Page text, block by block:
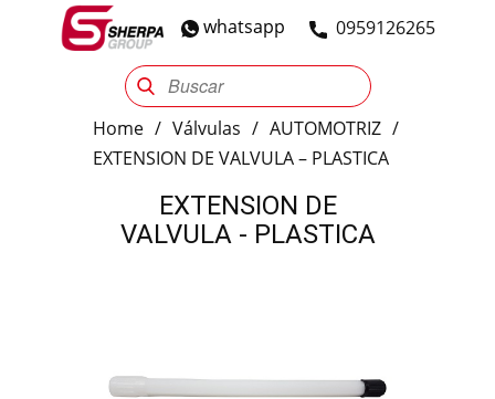
​0959126265
whatsapp
Sherpa Group Reencauche Automotriz
Home / Válvulas / AUTOMOTRIZ /
EXTENSION DE VALVULA – PLASTICA
EXTENSION DE
VALVULA - PLASTICA